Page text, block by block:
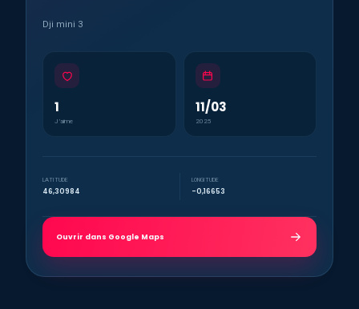
Dji mini 3
1
J’aime
11/03
2025
LATITUDE
46,30984
LONGITUDE
-0,16653
Ouvrir dans Google Maps